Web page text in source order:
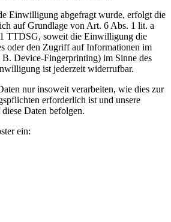
Einwilligung abgefragt wurde, erfolgt die
auf Grundlage von Art. 6 Abs. 1 lit. a
TTDSG, soweit die Einwilligung die
oder den Zugriff auf Informationen im
B. Device-Fingerprinting) im Sinne des
ist jederzeit widerrufbar.
nur insoweit verarbeiten, wie dies zur
erforderlich ist und unsere
Daten befolgen.
ein: